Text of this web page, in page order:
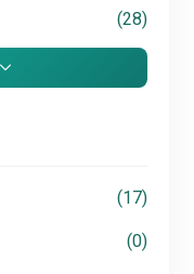
(28)
(17)
(0)